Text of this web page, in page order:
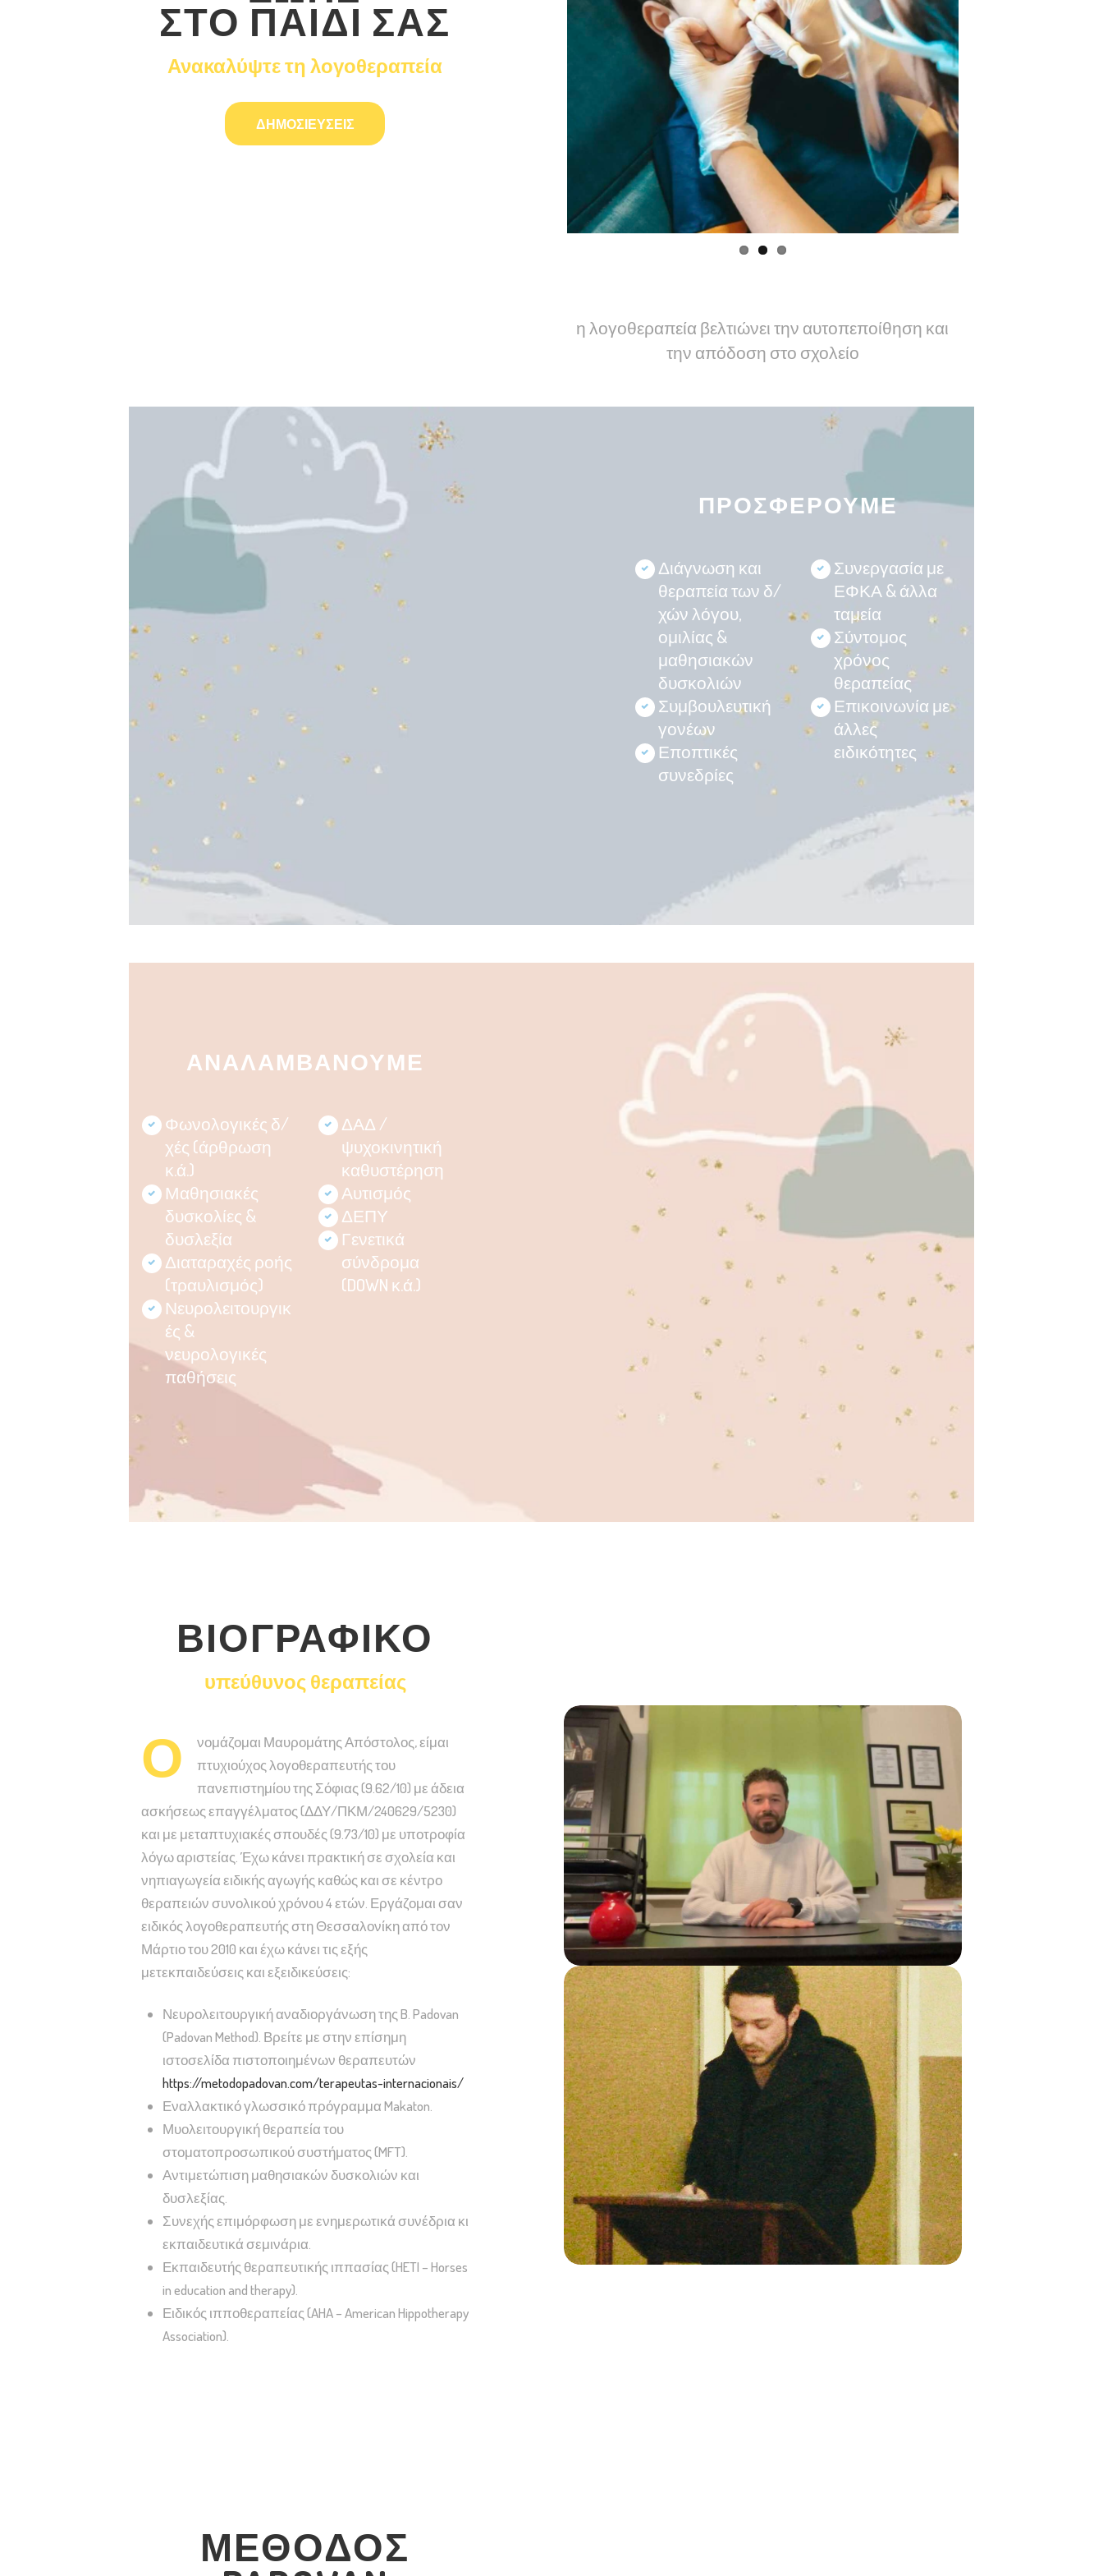
ΣΤΟ ΠΑΙΔΙ ΣΑΣ
Ανακαλύψτε τη λογοθεραπεία
ΔΗΜΟΣΙΕΥΣΕΙΣ
η λογοθεραπεία βελτιώνει την αυτοπεποίθηση και
την απόδοση στο σχολείο
ΠΡΟΣΦΕΡΟΥΜΕ
Διάγνωση και
θεραπεία των δ/
χών λόγου,
ομιλίας &
μαθησιακών
δυσκολιών
Συμβουλευτική
γονέων
Εποπτικές
συνεδρίες
Συνεργασία με
ΕΦΚΑ & άλλα
ταμεία
Σύντομος
χρόνος
θεραπείας
Επικοινωνία με
άλλες
ειδικότητες
ΑΝΑΛΑΜΒΑΝΟΥΜΕ
Φωνολογικές δ/
χές (άρθρωση
κ.ά.)
Μαθησιακές
δυσκολίες &
δυσλεξία
Διαταραχές ροής
(τραυλισμός)
Νευρολειτουργικ
ές &
νευρολογικές
παθήσεις
ΔΑΔ /
ψυχοκινητική
καθυστέρηση
Αυτισμός
ΔΕΠΥ
Γενετικά
σύνδρομα
(DOWN κ.ά.)
ΒΙΟΓΡΑΦΙΚΟ
υπεύθυνος θεραπείας
Ο
νομάζομαι Μαυρομάτης Απόστολος, είμαι
πτυχιούχος λογοθεραπευτής του
πανεπιστημίου της Σόφιας (9.62/10) με άδεια
ασκήσεως επαγγέλματος (ΔΔΥ/ΠΚΜ/240629/5230)
και με μεταπτυχιακές σπουδές (9.73/10) με υποτροφία
λόγω αριστείας. Έχω κάνει πρακτική σε σχολεία και
νηπιαγωγεία ειδικής αγωγής καθώς και σε κέντρο
θεραπειών συνολικού χρόνου 4 ετών. Εργάζομαι σαν
ειδικός λογοθεραπευτής στη Θεσσαλονίκη από τον
Μάρτιο του 2010 και έχω κάνει τις εξής
μετεκπαιδεύσεις και εξειδικεύσεις:
Νευρολειτουργική αναδιοργάνωση της B. Padovan
(Padovan Method). Βρείτε με στην επίσημη
ιστοσελίδα πιστοποιημένων θεραπευτών
https://metodopadovan.com/terapeutas-internacionais/
Εναλλακτικό γλωσσικό πρόγραμμα Makaton.
Μυολειτουργική θεραπεία του
στοματοπροσωπικού συστήματος (MFT).
Αντιμετώπιση μαθησιακών δυσκολιών και
δυσλεξίας.
Συνεχής επιμόρφωση με ενημερωτικά συνέδρια κι
εκπαιδευτικά σεμινάρια.
Εκπαιδευτής θεραπευτικής ιππασίας (HETI – Horses
in education and therapy).
Ειδικός ιπποθεραπείας (AHA – American Hippotherapy
Association).
ΜΕΘΟΔΟΣ